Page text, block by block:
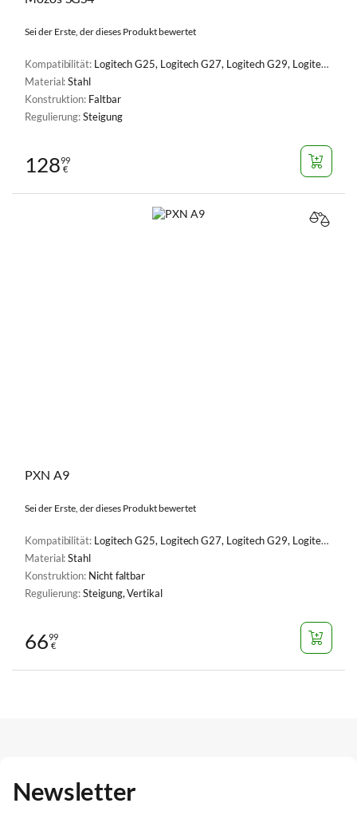
Sei der Erste, der dieses Produkt bewertet
Kompatibilität: Logitech G25, Logitech G27, Logitech G29, Logitech G920 Racing Wheel, MOZA R3, MOZA R12, MOZA R16, MOZA R5, Fanatec ClubSport DD/DD+, MOZA R9, Logitech G PRO, MOZA R21
Material:Stahl
Konstruktion: Faltbar
Regulierung:Steigung
12899
€
PXN A9
Sei der Erste, der dieses Produkt bewertet
Kompatibilität: Logitech G25, Logitech G27, Logitech G29, Logitech G920 Racing Wheel, Logitech G923, PXN V10, PXN V3, PXN V9, PXN V900, Thrustmaster Ferrari 458, Thrustmaster T150, Thrustmaster T248, Thrustmaster T248X, Thrustmaster T300 Ferrari, Thrustmaster T300RS, Thrustmaster T300RS GT, Thrustmaster T80, Thrustmaster T-GT, Thrustmaster TMX, Thrustmaster TMX PRO, Thrustmaster TS-PC, Thrustmaster TS-XW, Thrustmaster TX
Material:Stahl
Konstruktion: Nicht faltbar
Regulierung:Steigung, Vertikal
6699
€
Newsletter